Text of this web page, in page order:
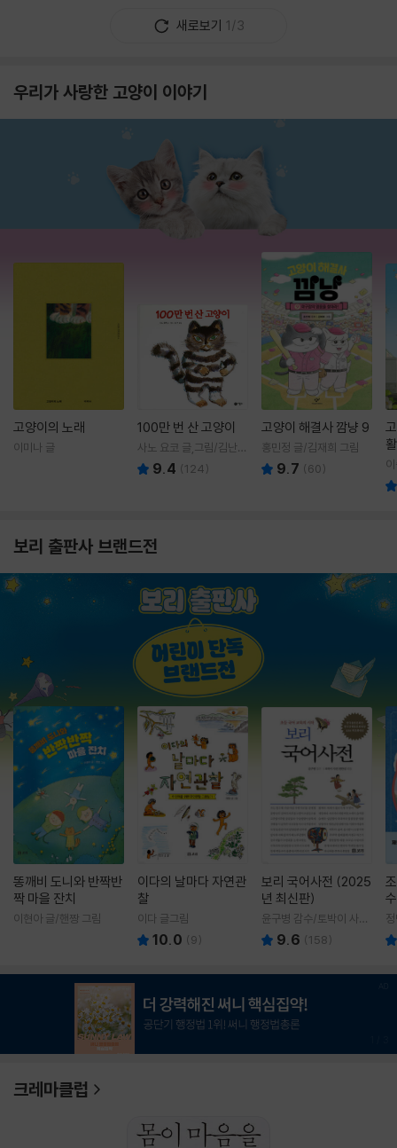
새로보기 1/3
우리가 사랑한 고양이 이야기
고양이의 노래
이미나 글
100만 번 산 고양이
사노 요코 글,그림/김난주
역 9.4 (124)
고양이 해결사 깜냥 9
홍민정 글/김재희 그림
9.7 (60)
보리 출판사 브랜드전
똥깨비 도니와 반짝반
짝 마을 잔치
이현아 글/핸짱 그림
이다의 날마다 자연관
찰
이다 글그림
10.0 (9)
보리 국어사전 (2025
년 최신판)
윤구병 감수/토박이 사전
편찬실 편
9.6 (158)
크레마클럽